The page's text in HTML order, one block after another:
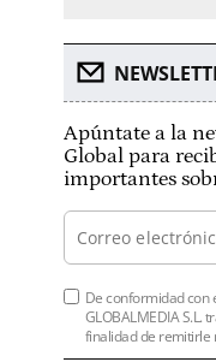
Apúntate a la
Global para
importantes
De conformidad con
GLOBALMEDIA S.L.
finalidad de remitirle